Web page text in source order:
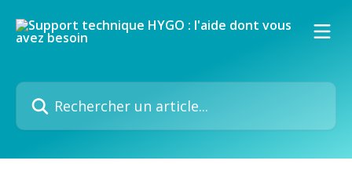
Rechercher un article...